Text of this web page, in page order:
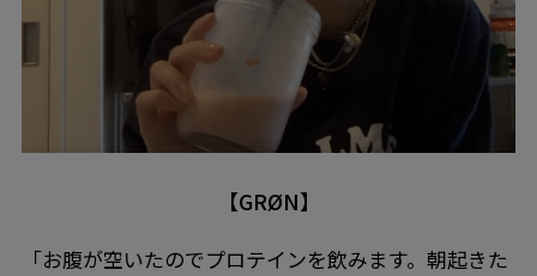
【GRØN】
「お腹が空いたのでプロテインを飲みます。朝起きた